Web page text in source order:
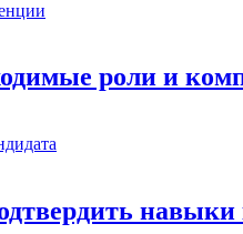
роли и
навыки